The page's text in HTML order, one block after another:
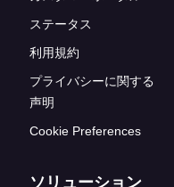
ステータス
利用規約
プライバシーに関する
声明
Cookie Preferences
ソリューション